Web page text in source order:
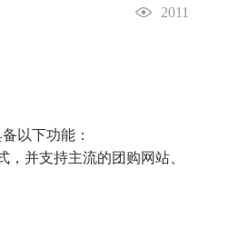
2011
以下功能：
并支持主流的团购网站、